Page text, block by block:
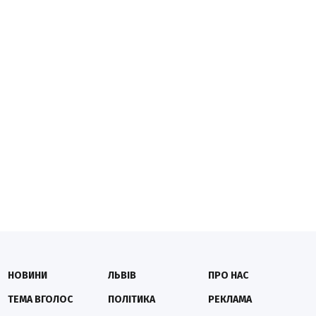
НОВИНИ
ТЕМА ВГОЛОС
ЛЬВІВ
ПОЛІТИКА
ПРО НАС
РЕКЛАМА